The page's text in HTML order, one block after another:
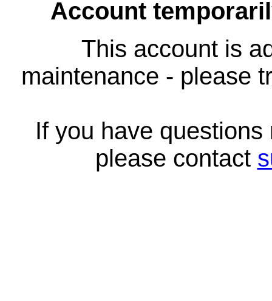
Account
This account is
maintenance - please
If you have
please contact